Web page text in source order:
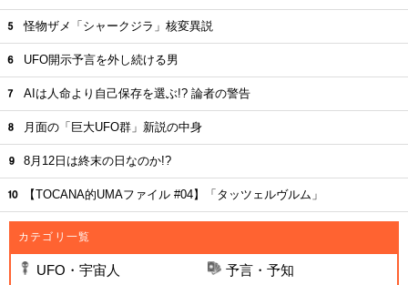
怪物ザメ「シャークジラ」核変異説
UFO開示予言を外し続ける男
AIは人命より自己保存を選ぶ!? 論者の警告
月面の「巨大UFO群」新説の中身
8月12日は終末の日なのか!?
【TOCANA的UMAファイル #04】「タッツェルヴルム」
カテゴリ一覧
UFO・宇宙人
予言・予知